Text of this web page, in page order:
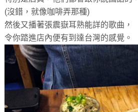
(沒錯，就像咖啡弄那種)
然後又播著張震嶽耳熟能詳的歌曲，
令你踏進店內便有到達台灣的感覺。